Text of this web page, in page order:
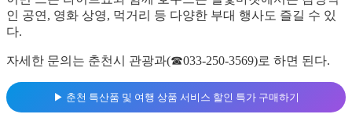
인 공연, 영화 상영, 먹거리 등 다양한 부대 행사도 즐길 수 있
다.
자세한 문의는 춘천시 관광과(☎033-250-3569)로 하면 된다.
▶︎ 춘천 특산품 및 여행 상품 서비스 할인 특가 구매하기